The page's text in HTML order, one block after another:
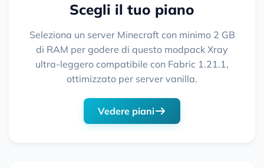
Scegli il tuo piano
Seleziona un server Minecraft con minimo 2 GB
di RAM per godere di questo modpack Xray
ultra-leggero compatibile con Fabric 1.21.1,
ottimizzato per server vanilla.
Vedere piani